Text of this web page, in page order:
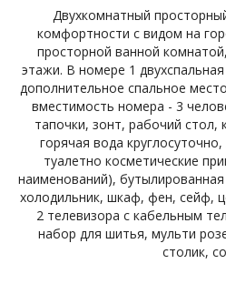
Двухкомнатный
комфортности с видом на
просторной ванной
этажи. В номере 1
дополнительное спальное
вместимость номера - 3
тапочки, зонт, рабочий стол,
горячая вода
туалетно косметические
наименований),
холодильник, шкаф, фен, сейф,
2 телевизора с кабельным
набор для шитья, мульти
столик,